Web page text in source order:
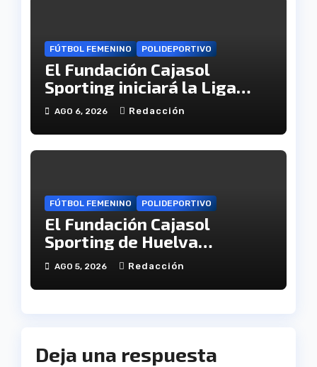
FÚTBOL FEMENINO POLIDEPORTIVO
El Fundación Cajasol
Sporting iniciará la Liga
recibiendo al Cacereño
AGO 6, 2026 Redacción
FÚTBOL FEMENINO POLIDEPORTIVO
El Fundación Cajasol
Sporting de Huelva
disputará la Copa de
Andalucía en el Estadio
Antonio Toledo Sánchez
AGO 5, 2026 Redacción
Deja una respuesta